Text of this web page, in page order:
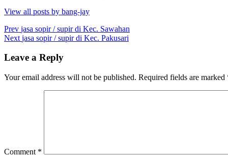
View all posts by bang-jay
Post
navigation
Prev jasa sopir / supir di Kec. Sawahan
Next jasa sopir / supir di Kec. Pakusari
Leave a Reply
Your email address will not be published. Required fields are marked
Comment *